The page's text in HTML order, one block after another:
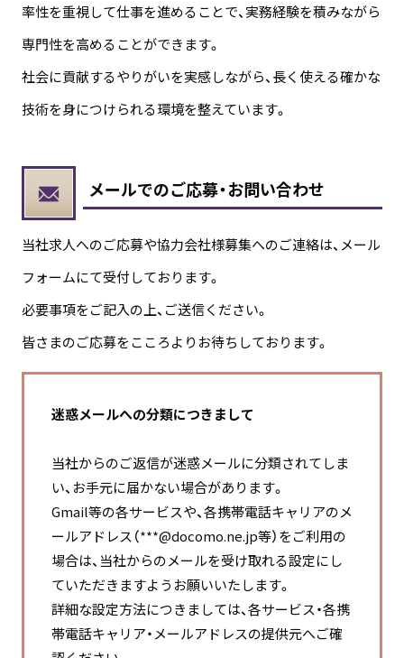
率性を重視して仕事を進めることで、実務経験を積みながら
専門性を高めることができます。
社会に貢献するやりがいを実感しながら、長く使える確かな
技術を身につけられる環境を整えています。
メールでのご応募・お問い合わせ
当社求人へのご応募や協力会社様募集へのご連絡は、メール
フォームにて受付しております。
必要事項をご記入の上、ご送信ください。
皆さまのご応募をこころよりお待ちしております。
迷惑メールへの分類につきまして
当社からのご返信が迷惑メールに分類されてしま
い、お手元に届かない場合があります。
Gmail等の各サービスや、各携帯電話キャリアのメ
ールアドレス（***@docomo.ne.jp等）をご利用の
場合は、当社からのメールを受け取れる設定にし
ていただきますようお願いいたします。
詳細な設定方法につきましては、各サービス・各携
帯電話キャリア・メールアドレスの提供元へご確